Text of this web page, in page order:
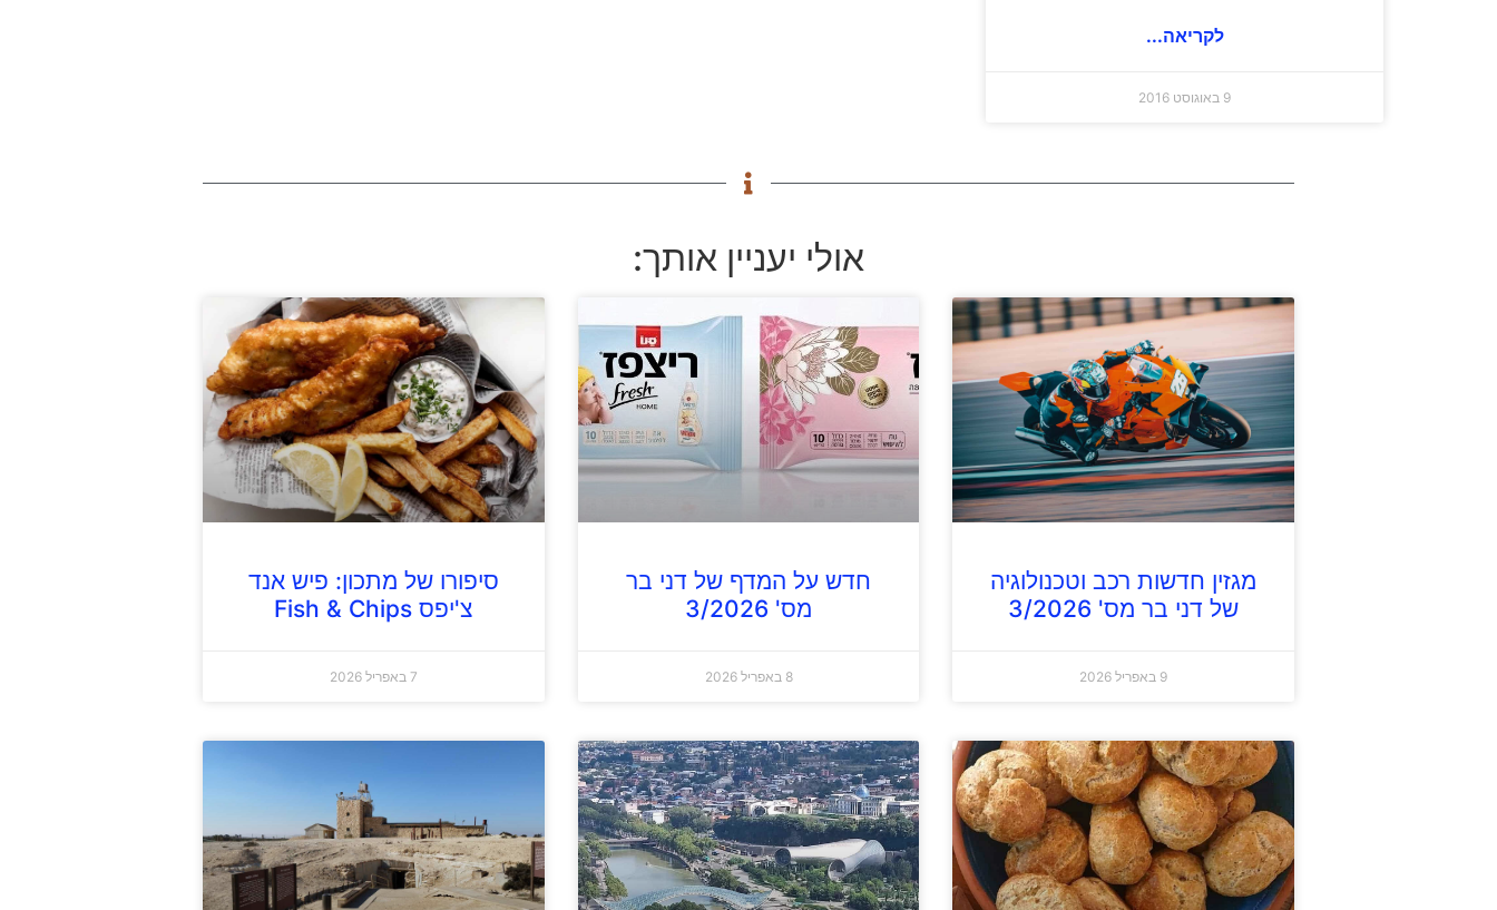
לקריאה...
9 באוגוסט 2016
אולי יעניין אותך:
מגזין חדשות רכב וטכנולוגיה
של דני בר מס' 3/2026
9 באפריל 2026
חדש על המדף של דני בר
מס' 3/2026
8 באפריל 2026
סיפורו של מתכון: פיש אנד
צ'יפס Fish & Chips
7 באפריל 2026